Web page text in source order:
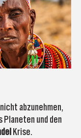
abzunehmen,
Planeten und den
Krise.